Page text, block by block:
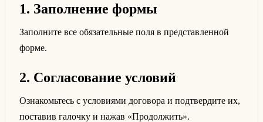
1. Заполнение формы
Заполните все обязательные поля в представленной
форме.
2. Согласование условий
Ознакомьтесь с условиями договора и подтвердите их,
поставив галочку и нажав «Продолжить».